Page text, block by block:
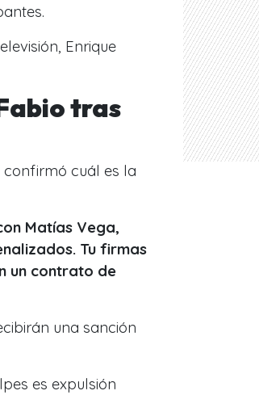
Enrique
tras
confirmó cuál es la
Matías Vega,
Tu firmas
un contrato de
una sanción
es expulsión